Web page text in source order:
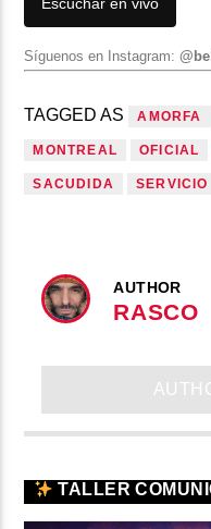
Síguenos en Instagram:
TAGGED AS AMORFA
MONTREAL OFICIAL
SACUDIDA SERVICIO
AUTHOR
RASCO
TALLER